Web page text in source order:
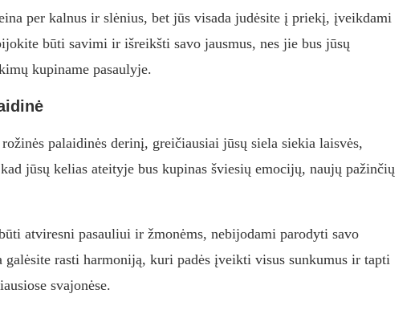
per kalnus ir slėnius, bet jūs visada judėsite į priekį, įveikdami
būti savimi ir išreikšti savo jausmus, nes jie bus jūsų
kupiname pasaulyje.
palaidinės derinį, greičiausiai jūsų siela siekia laisvės,
jūsų kelias ateityje bus kupinas šviesių emocijų, naujų pažinčių
atviresni pasauliui ir žmonėms, nebijodami parodyti savo
rasti harmoniją, kuri padės įveikti visus sunkumus ir tapti
svajonėse.